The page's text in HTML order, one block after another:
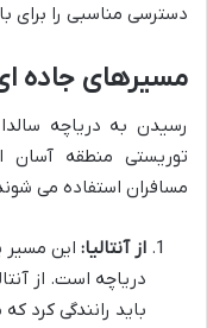
دسترسی مناسبی را برای
مسیرهای جاده
رسیدن به دریاچه
توریستی منطقه
مسافران استفاده می
از آنتالیا: این مسیر